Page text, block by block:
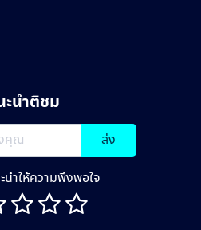
ะนำติชม
ส่ง
นำให้ความพึงพอใจ